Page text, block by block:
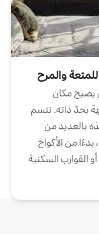
والمرح
يصبح مكان
بحدّ ذاته. تتسم
بالعديد من
بدءًا من الأكواخ
القوارب السكنية